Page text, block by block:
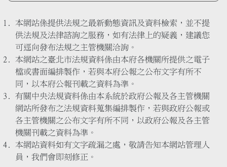
本網站係提供法規之最新動態資訊及資料檢索，並不提
供法規及法律諮詢之服務，如有法律上的疑義，建議您
可逕向發布法規之主管機關洽詢。
本網站之臺北市法規資料係由本府各機關所提供之電子
檔或書面編排製作，若與本府公報之公布文字有所不
同，以本府公報刊載之資料為準。
有關中央法規資料係由本系統於政府公報及各主管機關
網站所發布之法規資料蒐集編排製作，若與政府公報或
各主管機關之公布文字有所不同，以政府公報及各主管
機關刊載之資料為準。
本網站資料如有文字疏漏之處，敬請告知本網站管理人
員，我們會即刻修正。